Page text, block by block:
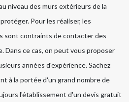
niveau des murs extérieurs de la
Pour les réaliser, les
sont contraints de contacter des
Dans ce cas, on peut vous proposer
années d'expérience. Sachez
à la portée d'un grand nombre de
l'établissement d'un devis gratuit